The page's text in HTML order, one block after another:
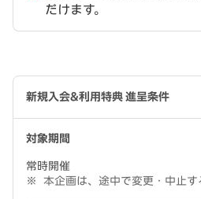
だけます。
新規入会&利用特典 進呈条件
対象期間
常時開催
本企画は、途中で変更・中止す